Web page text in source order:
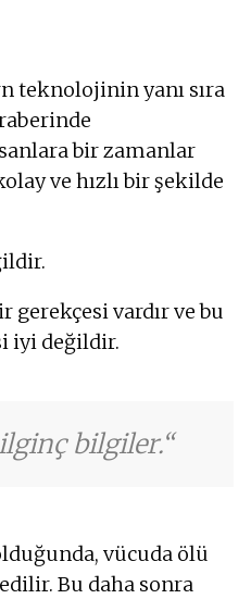
teknolojinin yanı sıra
bir zamanlar
ve hızlı bir şekilde
gerekçesi vardır ve bu
iyi değildir.
bilgiler.
vücuda ölü
Bu daha sonra